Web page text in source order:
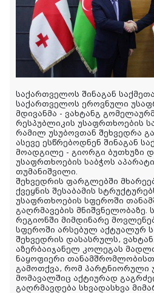
საქართველოს შინაგან
საქართველოს ეროვნული
მდივანმა - ვახტანგ
რესპუბლიკის უსაფრთხოების
რამილ უსუბოვთან შეხვედრა
ასევე ესწრებოდნენ შინაგან
მოადგილე - გიორგი ბუთხუზი
უსაფრთხოების საბჭოს
თუმანიშვილი.
შეხვედრის ფარგლებში
ქვეყნის შესაბამის
უსაფრთხოების სფეროში
გაღრმავების მნიშვნელობაზე.
რეგიონში მიმდინარე
სფეროში არსებულ აქტუალურ
შეხვედრის დასასრულს,
აზერბაიჯანელ კოლეგას
ნაყოფიერი
გამოთქვა, რომ პარტნიორული
მომავალშიც აქტიურად
გაღრმავდება სხვადასხვა